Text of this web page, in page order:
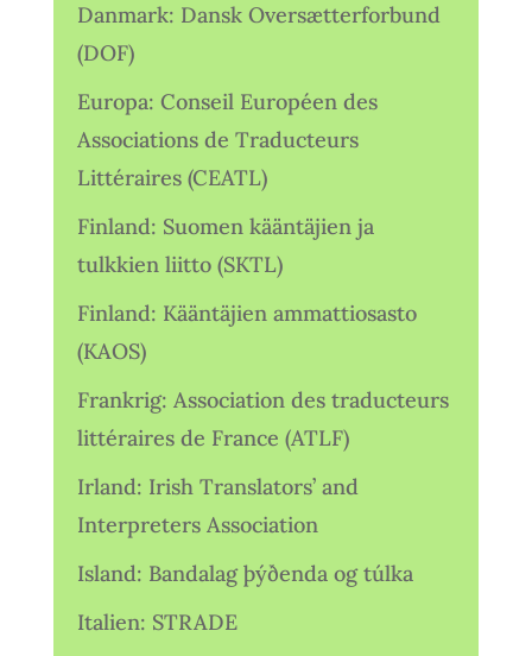
Danmark: Dansk Oversætterforbund
(DOF)
Europa: Conseil Européen des
Associations de Traducteurs
Littéraires (CEATL)
Finland: Suomen kääntäjien ja
tulkkien liitto (SKTL)
Finland: Kääntäjien ammattiosasto
(KAOS)
Frankrig: Association des traducteurs
littéraires de France (ATLF)
Irland: Irish Translators’ and
Interpreters Association
Island: Bandalag þýðenda og túlka
Italien: STRADE